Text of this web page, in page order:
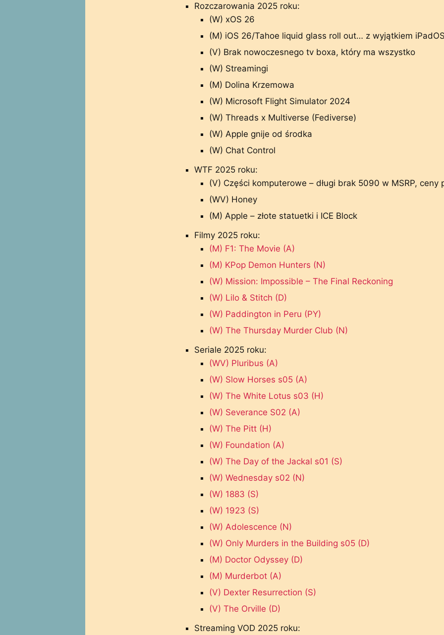
Rozczarowania 2025 roku:
(W) xOS 26
(M) iOS 26/Tahoe liquid glass roll out… z wyjątkiem
(V) Brak nowoczesnego tv boxa, który ma wszystko
(W) Streamingi
(M) Dolina Krzemowa
(W) Microsoft Flight Simulator 2024
(W) Threads x Multiverse (Fediverse)
(W) Apple gnije od środka
(W) Chat Control
WTF 2025 roku:
(V) Części komputerowe – długi brak 5090 w MSRP, ceny
(WV) Honey
(M) Apple – złote statuetki i ICE Block
Filmy 2025 roku:
(M) F1: The Movie (A)
(M) KPop Demon Hunters (N)
(W) Mission: Impossible – The Final Reckoning
(W) Lilo & Stitch (D)
(W) Paddington in Peru (PY)
(W) The Thursday Murder Club (N)
Seriale 2025 roku:
(WV) Pluribus (A)
(W) Slow Horses s05 (A)
(W) The White Lotus s03 (H)
(W) Severance S02 (A)
(W) The Pitt (H)
(W) Foundation (A)
(W) The Day of the Jackal s01 (S)
(W) Wednesday s02 (N)
(W) 1883 (S)
(W) 1923 (S)
(W) Adolescence (N)
(W) Only Murders in the Building s05 (D)
(M) Doctor Odyssey (D)
(M) Murderbot (A)
(V) Dexter Resurrection (S)
(V) The Orville (D)
Streaming VOD 2025 roku: